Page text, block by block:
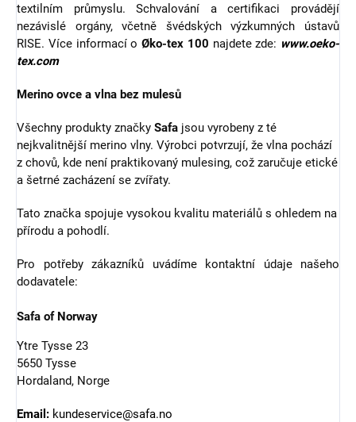
textilním průmyslu. Schvalování a certifikaci provádějí
nezávislé orgány, včetně švédských výzkumných ústavů
RISE. Více informací o Øko-tex 100 najdete zde: www.oeko-
tex.com
Merino ovce a vlna bez mulesů
Všechny produkty značky Safa jsou vyrobeny z té
nejkvalitnější merino vlny. Výrobci potvrzují, že vlna pochází
z chovů, kde není praktikovaný mulesing, což zaručuje etické
a šetrné zacházení se zvířaty.
Tato značka spojuje vysokou kvalitu materiálů s ohledem na
přírodu a pohodlí.
Pro potřeby zákazníků uvádíme kontaktní údaje našeho
dodavatele:
Safa of Norway
Ytre Tysse 23
5650 Tysse
Hordaland, Norge
Email: kundeservice@safa.no